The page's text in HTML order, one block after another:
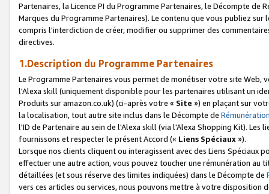
Partenaires, la Licence PI du Programme Partenaires, le Décompte de
Marques du Programme Partenaires). Le contenu que vous publiez
compris l'interdiction de créer, modifier ou supprimer des
directives.
1.Description du Programme Partenaires
Le Programme Partenaires vous permet de monétiser votre site Web,
l'Alexa skill (uniquement disponible pour les partenaires utilisant un
Produits sur amazon.co.uk) (ci-après votre « Site ») en plaçant sur
la localisation, tout autre site inclus dans le Décompte de
l'ID de Partenaire au sein de l'Alexa skill (via l'Alexa Shopping Kit).
fournissons et respecter le présent Accord (« Liens Spéciaux»).
Lorsque nos clients cliquent ou interagissent avec des Liens Spéciaux
effectuer une autre action, vous pouvez toucher une rémunération
détaillées (et sous réserve des limites indiquées) dans le Décompte de
vers ces articles ou services, nous pouvons mettre à votre disposition